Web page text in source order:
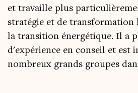
et travaille plus
stratégie et de transformation
la transition énergétique. Il a
d'expérience en conseil et est
nombreux grands groupes